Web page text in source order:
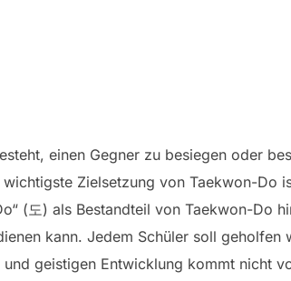
einen Gegner zu besiegen oder
Zielsetzung von Taekwon-Do
(도) als Bestandteil von Taekwon-Do
kann. Jedem Schüler soll geholfen
geistigen Entwicklung kommt nicht